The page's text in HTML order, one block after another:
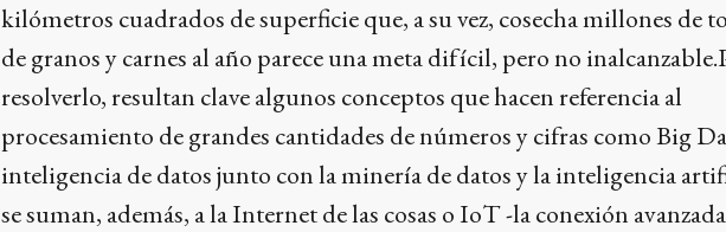
kilómetros cuadrados de superficie que, a su vez, cosecha millones de
de granos y carnes al año parece una meta difícil, pero no
resolverlo, resultan clave algunos conceptos que hacen referencia al
procesamiento de grandes cantidades de números y cifras como Big
inteligencia de datos junto con la minería de datos y la inteligencia
se suman, además, a la Internet de las cosas o IoT -la conexión